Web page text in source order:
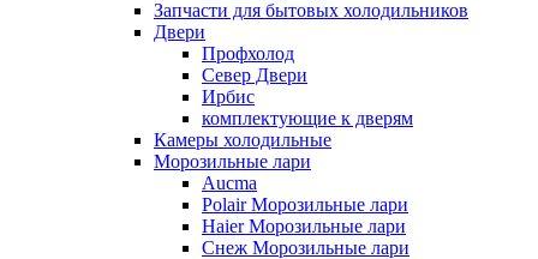
Запчасти для бытовых холодильников
Двери
Профхолод
Север Двери
Ирбис
комплектующие к дверям
Камеры холодильные
Морозильные лари
Aucma
Polair Морозильные лари
Haier Морозильные лари
Снеж Морозильные лари